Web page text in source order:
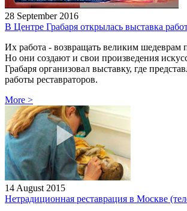
28 September 2016
В Центре Грабаря открылась выставка
Их работа - возвращать великим шедеврам
Но они создают и свои произведения
Грабаря организовал выставку, где
работы реставраторов.
More >
14 August 2015
Нетрадиционная реставрация в Москве